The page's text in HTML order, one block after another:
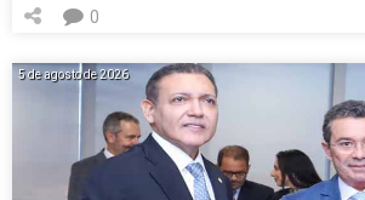
0
5 de agosto de 2026